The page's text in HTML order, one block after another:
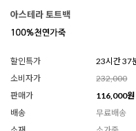
아스테라 토트백
할인특가
23시간 37
소비자가
232,000
판매가
116,000원
배송
무료배송